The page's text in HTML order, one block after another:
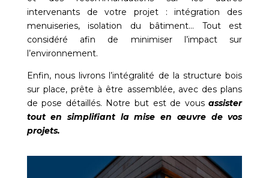
intervenants de votre projet : intégration des
menuiseries, isolation du bâtiment… Tout est
considéré afin de minimiser l’impact sur
l’environnement.
Enfin, nous livrons l’intégralité de la structure bois
sur place, prête à être assemblée, avec des plans
de pose détaillés. Notre but est de vousassister
tout en simplifiant la mise en œuvre de vos
projets.